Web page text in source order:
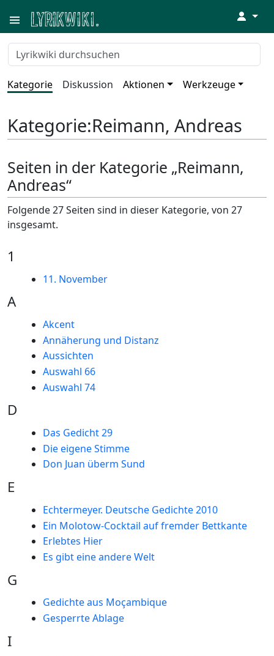
↓
Kategorie Diskussion Aktionen Werkzeuge
Kategorie:Reimann, Andreas
Seiten in der Kategorie „Reimann,
Andreas“
Folgende 27 Seiten sind in dieser Kategorie, von 27
insgesamt.
1
11. November
A
Akcent
Annäherung und Distanz
Aussichten
Auswahl 66
Auswahl 74
D
Das Gedicht 29
Die eigene Stimme
Don Juan überm Sund
E
Echtermeyer. Deutsche Gedichte 2010
Ein Molotow-Cocktail auf fremder Bettkante
Erlebtes Hier
Es gibt eine andere Welt
G
Gedichte aus Moçambique
Gesperrte Ablage
I